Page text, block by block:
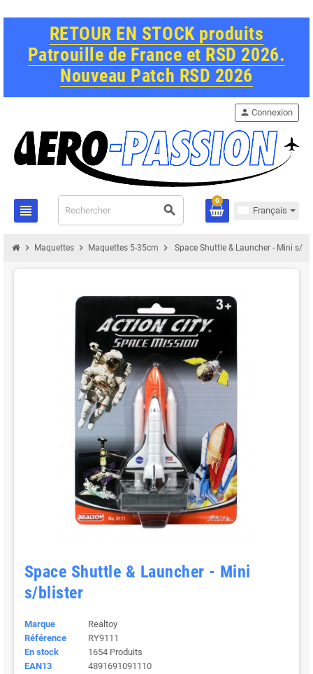
RETOUR EN STOCK produits
Patrouille de France et RSD 2026.
Nouveau Patch RSD 2026
view_headline search
person Connexion
0
Français
chevron_right Maquettes chevron_right Maquettes 5-35cm chevron_right Space Shuttle & Launcher - Mini s/
Space Shuttle & Launcher - Mini
s/blister
Marque
Realtoy
Référence
RY9111
En stock
1654 Produits
EAN13
4891691091110